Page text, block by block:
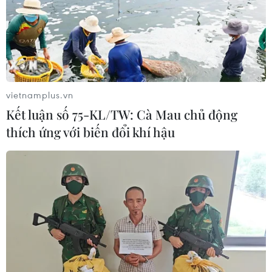
tăng doanh thu gấp 612 lần, đạt 53 triệu đồng, tương
đương hơn 4.800 gói mì.
[Znews] Cơn bão 'Flex đến hơi thở cuối
vietnamplus.vn
Kết luận số 75-KL/TW: Cà Mau chủ động
thích ứng với biến đổi khí hậu